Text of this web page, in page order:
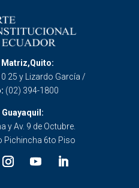
Matriz,Quito:
25 y Lizardo García /
(02) 394-1800
Guayaquil:
y Av. 9 de Octubre.
Pichincha 6to Piso